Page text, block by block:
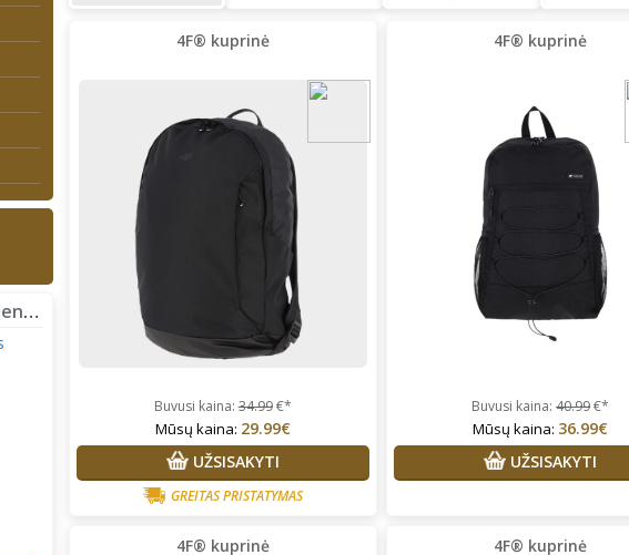
Jaguar sportinis kostiumas (lengvas)
4F® kuprinė
Buvusi kaina:34.99€*
Mūsų kaina: 29.99€
UŽSISAKYTI
GREITAS PRISTATYMAS
4F® kuprinė
Buvusi kaina:40.99€*
Mūsų kaina: 36.99€
UŽSISAKYTI
4F® kuprinė 4F® kuprinė